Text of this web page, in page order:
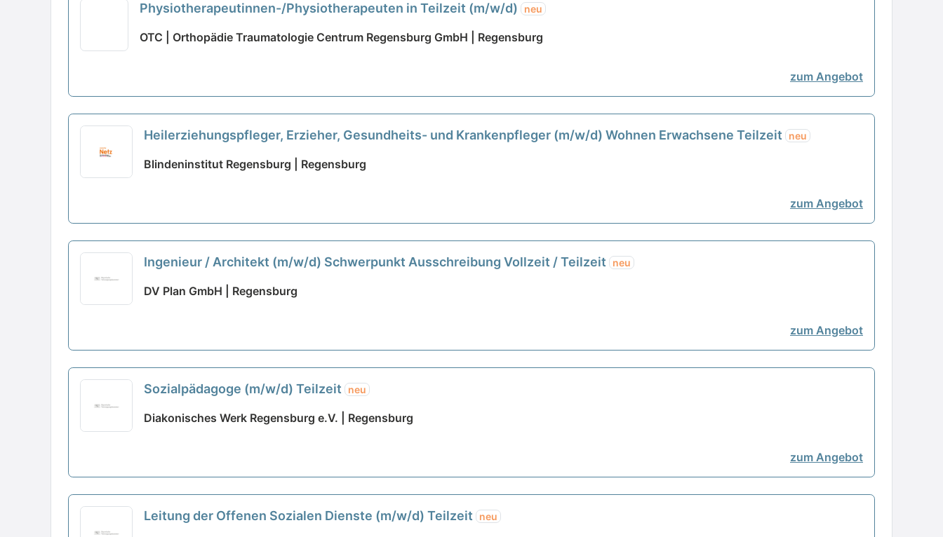
Physiotherapeutinnen-/Physiotherapeuten in Teilzeit (m/w/d) neu
OTC | Orthopädie Traumatologie Centrum Regensburg GmbH | Regensburg
zum Angebot
Heilerziehungspfleger, Erzieher, Gesundheits- und Krankenpfleger (m/w/d) Wohnen Erwachsene Teilzeit neu
Blindeninstitut Regensburg | Regensburg
zum Angebot
Ingenieur / Architekt (m/w/d) Schwerpunkt Ausschreibung Vollzeit / Teilzeit neu
DV Plan GmbH | Regensburg
zum Angebot
Sozialpädagoge (m/w/d) Teilzeit neu
Diakonisches Werk Regensburg e.V. | Regensburg
zum Angebot
Leitung der Offenen Sozialen Dienste (m/w/d) Teilzeit neu